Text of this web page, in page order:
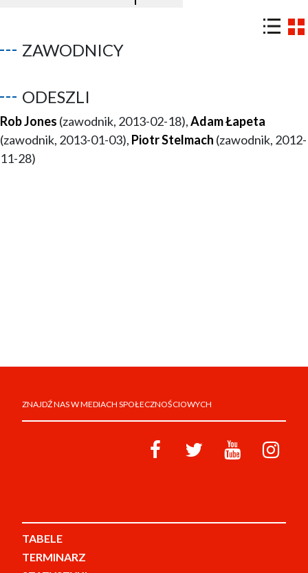
ZAWODNICY
ODESZLI
Rob Jones (zawodnik, 2013-02-18),Adam Łapeta
(zawodnik, 2013-01-03), Piotr Stelmach (zawodnik, 2012-
11-28)
ZNAJDŹ NAS W MEDIACH SPOŁECZNOŚCIOWYCH
TABELE
TERMINARZ